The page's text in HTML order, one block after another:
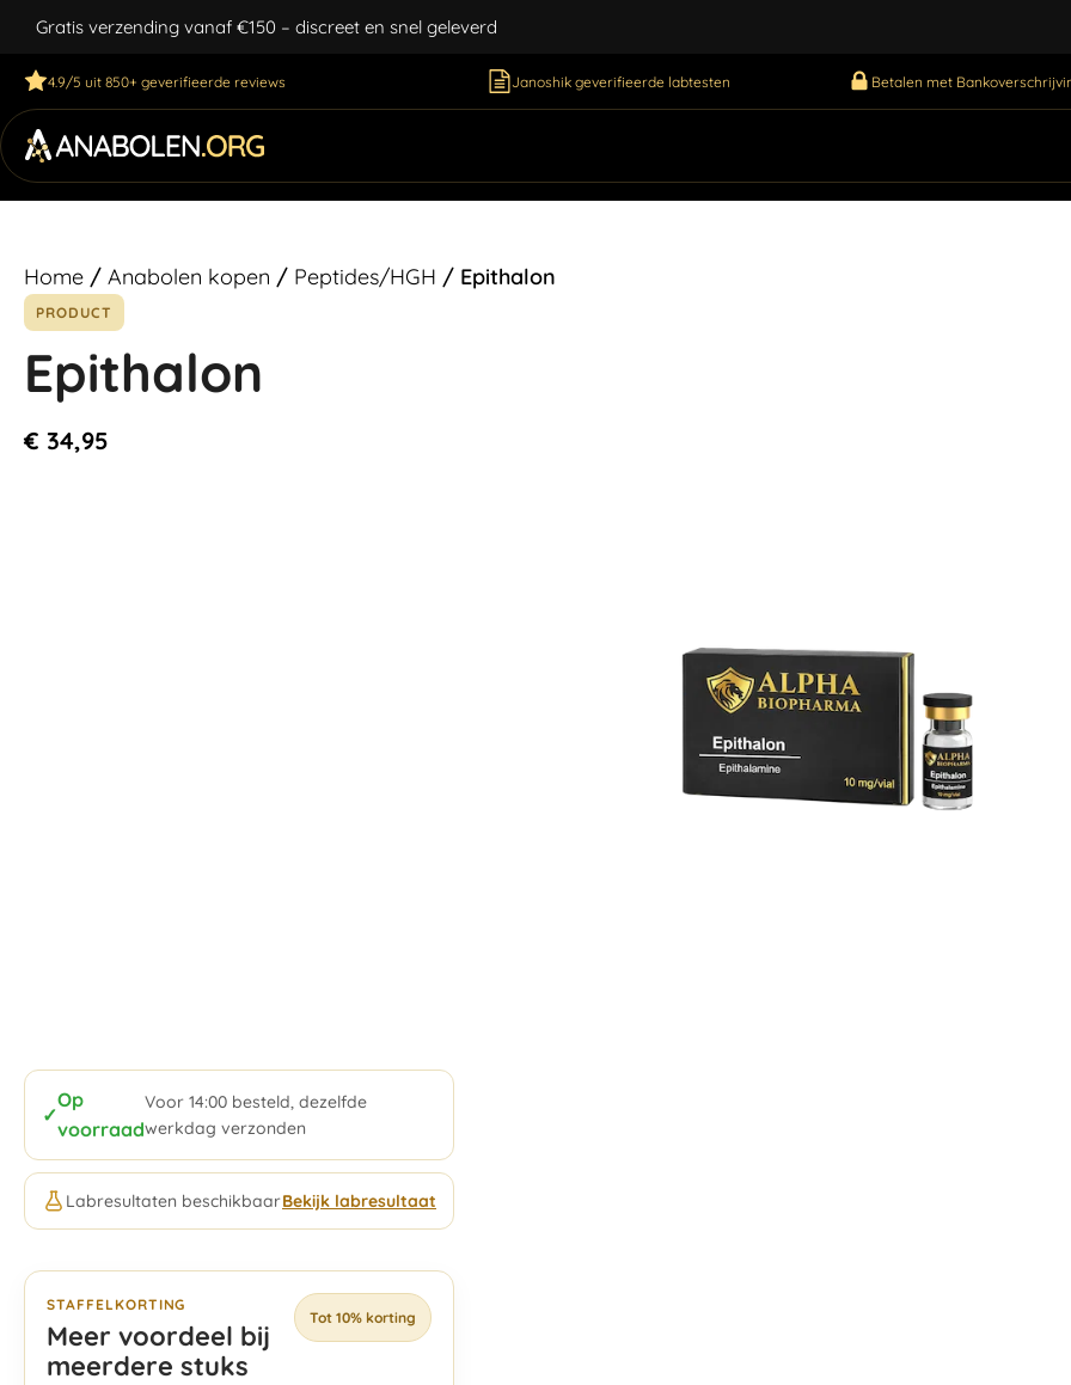
Gratis verzending vanaf €150 – discreet en snel geleverd
4.9/5 uit 850+ geverifieerde reviews Janoshik geverifieerde labtesten Betalen met
Home / Anabolen kopen / Peptides/HGH / Epithalon
PRODUCT
Epithalon
€ 34,95
✓
Op
voorraad
Voor 14:00 besteld, dezelfde
werkdag verzonden
Labresultaten beschikbaarBekijk labresultaat
STAFFELKORTING
Meer voordeel bij
meerdere stuks
Tot 10% korting